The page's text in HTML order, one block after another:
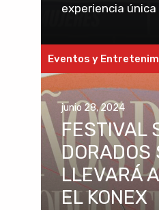
experiencia única
Eventos y
junio 28, 2024
FESTIVAL
DORADOS
LLEVARÁ
EL KONEX